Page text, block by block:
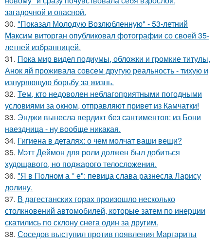
загадочной и опасной.
30. "Показал Молодую Возлюбленную" - 53-летний
Максим виторган опубликовал фотографии со своей 35-
летней избранницей.
31. Пока мир видел подиумы, обложки и громкие титулы,
Анок яй проживала совсем другую реальность - тихую и
изнуряющую борьбу за жизнь.
32. Тем, кто недоволен неблагоприятными погодными
условиями за окном, отправляют привет из Камчатки!
33. Энджи вынесла вердикт без сантиментов: из Бони
наездница - ну вообще никакая.
34. Гигиена в деталях: о чем молчат ваши вещи?
35. Мэтт Деймон для роли должен был добиться
худощавого, но поджарого телосложения.
36. "Я в Полном а * е": певица слава разнесла Ларису
долину.
37. В дагестанских горах произошло несколько
столкновений автомобилей, которые затем по инерции
скатились по склону снега один за другим.
38. Соседов выступил против появления Маргариты